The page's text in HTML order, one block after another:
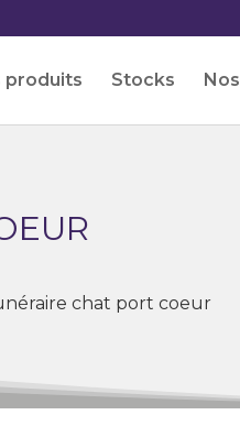
produits Stocks
chat port coeur